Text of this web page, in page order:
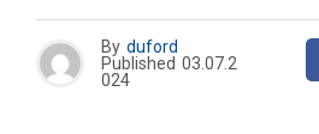
By duford
Published 03.07.2
024